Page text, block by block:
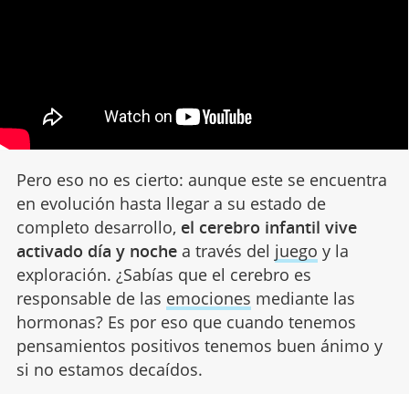
Pero eso no es cierto: aunque este se encuentra
en evolución hasta llegar a su estado de
completo desarrollo, el cerebro infantil vive
activado día y nochea través del juego y la
exploración. ¿Sabías que el cerebro es
responsable de las emociones mediante las
hormonas? Es por eso que cuando tenemos
pensamientos positivos tenemos buen ánimo y
si no estamos decaídos.